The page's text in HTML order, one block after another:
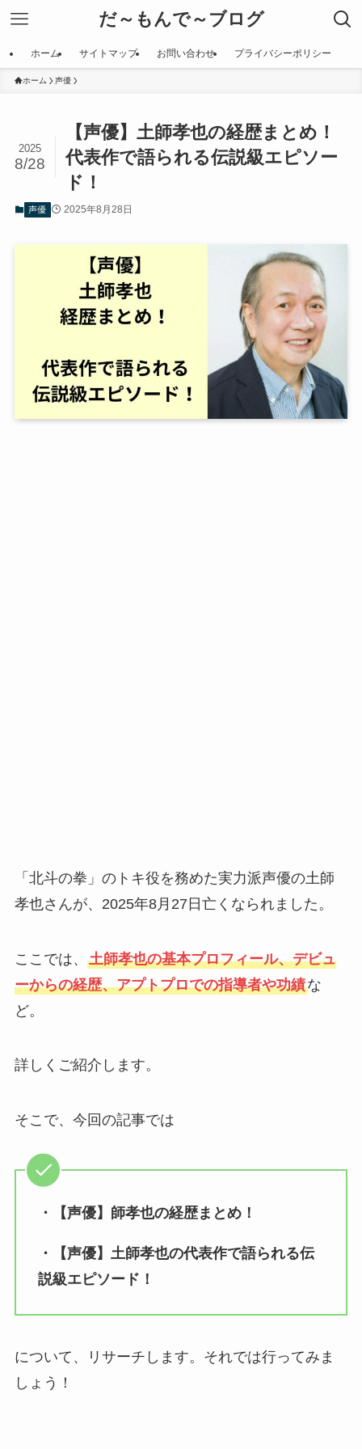
だ～もんで～ブログ
ホーム サイトマップ お問い合わせ プライバシーポリシー
ホーム 声優
【声優】土師孝也の経歴まとめ！
代表作で語られる伝説級エピソー
ド！
2025
8/28
声優 2025年8月28日
「北斗の拳」のトキ役を務めた実力派声優の土師
孝也さんが、2025年8月27日亡くなられました。
ここでは、 土師孝也の基本プロフィール、デビュ
ーからの経歴、アプトプロでの指導者や功績な
ど。
詳しくご紹介します。
そこで、今回の記事では
・【声優】師孝也の経歴まとめ！
・【声優】土師孝也の代表作で語られる伝
説級エピソード！
について、リサーチします。それでは行ってみま
しょう！